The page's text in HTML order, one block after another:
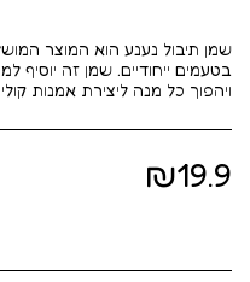
שמן תיבול נענע הוא המוצר
בטעמים ייחודיים. שמן זה
ויהפוך כל מנה ליצירת אמנות
₪19.9